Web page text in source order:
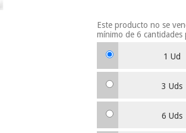
Este producto no se
mínimo de 6 cantidades
1 Ud
3 Uds
6 Uds